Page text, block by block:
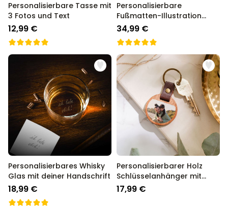
Personalisierbare Tasse mit
3 Fotos und Text
12,99 €
Personalisierbare
Fußmatten-Illustration
Zeichentrick Familie
34,99 €
Personalisierbares Whisky
Glas mit deiner Handschrift
18,99 €
Personalisierbarer Holz
Schlüsselanhänger mit
Foto
17,99 €